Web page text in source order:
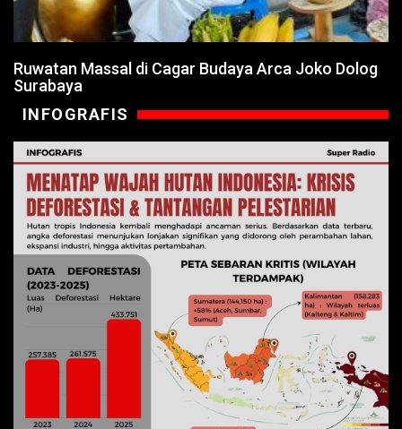
Ruwatan Massal di Cagar Budaya Arca Joko Dolog
Surabaya
INFOGRAFIS